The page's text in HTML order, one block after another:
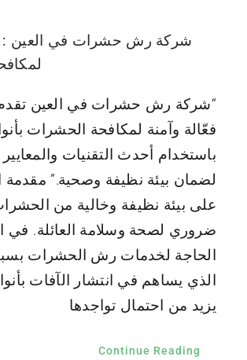
شركة رش حشرات في العين :
“شركة رش حشرات في العين تقدم
فعّالة وآمنة لمكافحة الحشرات
باستخدام أحدث التقنيات والمعايير
لضمان بيئة نظيفة وصحية.” مقدمة
على بيئة نظيفة وخالية من
ضروري لصحة وسلامة العائلة. في
الحاجة لخدمات رش الحشرات
الذي يساهم في انتشار الآفات
يزيد من احتمال تواجدها
Continue Reading